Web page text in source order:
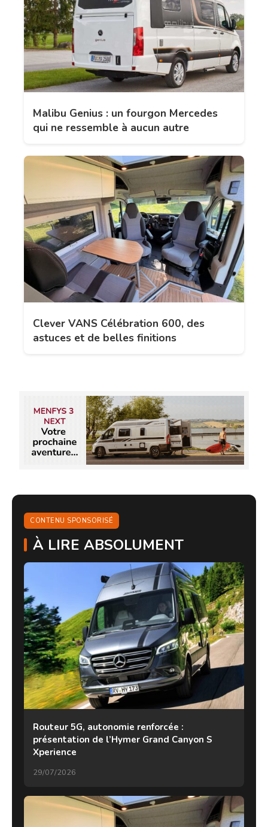
Malibu Genius : un fourgon Mercedes
qui ne ressemble à aucun autre
Clever VANS Célébration 600, des
astuces et de belles finitions
CONTENU SPONSORISÉ
À LIRE ABSOLUMENT
Routeur 5G, autonomie renforcée :
présentation de l’Hymer Grand Canyon S
Xperience
29/07/2026